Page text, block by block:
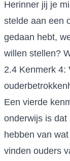
Herinner jij je
stelde aan een
gedaan hebt,
willen stellen?
2.4 Kenmerk 4:
Een vierde
onderwijs is dat
hebben van
vinden ouders